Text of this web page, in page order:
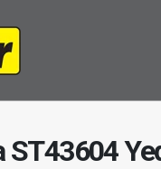
ST43604